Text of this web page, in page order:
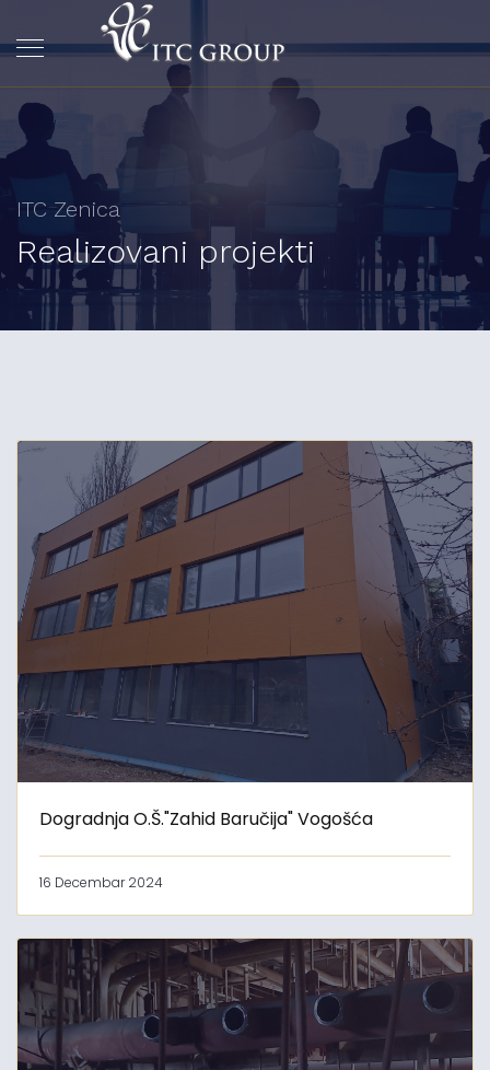
ITC Zenica
Realizovani projekti
Dogradnja O.Š."Zahid Baručija" Vogošća
16 Decembar 2024